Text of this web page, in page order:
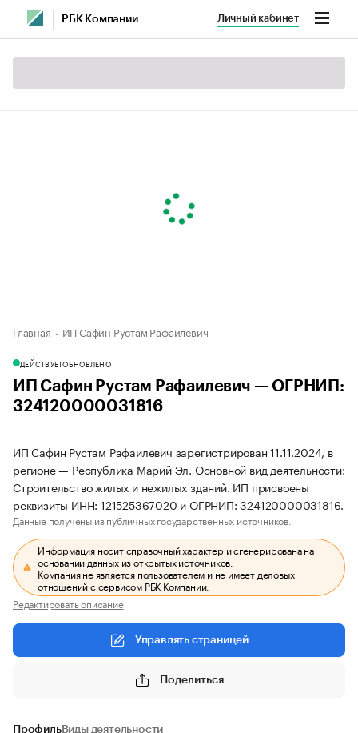
РБК Компании Личный кабинет
Главная ИП Сафин Рустам Рафаилевич
ДЕЙСТВУЕТОБНОВЛЕНО
ИП Сафин Рустам Рафаилевич — ОГРНИП:
324120000031816
ИП Сафин Рустам Рафаилевич зарегистрирован 11.11.2024, в
регионе — Республика Марий Эл. Основной вид деятельности:
Строительство жилых и нежилых зданий. ИП присвоены
реквизиты ИНН: 121525367020 и ОГРНИП: 324120000031816.
Данные получены из публичных государственных источников.
Информация носит справочный характер и сгенерирована на
основании данных из открытых источников.
Компания не является пользователем и не имеет деловых
отношений с сервисом РБК Компании.
Редактировать описание
Управлять страницей
Поделиться
ПрофильВиды деятельности